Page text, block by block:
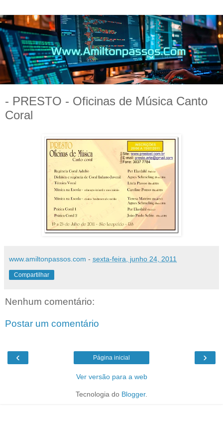
- PRESTO - Oficinas de Música Canto
Coral
www.amiltonpassos.com - sexta-feira, junho 24, 2011
Compartilhar
Nenhum comentário:
Postar um comentário
‹ ›
Página inicial
Ver versão para a web
Tecnologia do Blogger.